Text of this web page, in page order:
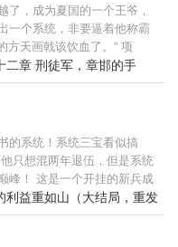
了，成为夏国的一个王爷，
一个系统，非要逼着他称霸
方天画戟该饮血了。” 项
我为敌！” 韩信:“给我千万大
仁贵:“主公，看我一箭，破
，谋者，谋天，谋地，谋万
万世！” 华夏武将，驰骋异
试问苍天，异世之中，谁
友1群：648920914（已满）
二章 刑徒军，章邯的手
的系统！系统三宝看似搞
只想混两年退伍，但是系统
峰！ 这是一个开挂的新兵成
军事！有日常，有战争，有
有兄弟！ 新书《全民神
利益重如山（大结局，重发